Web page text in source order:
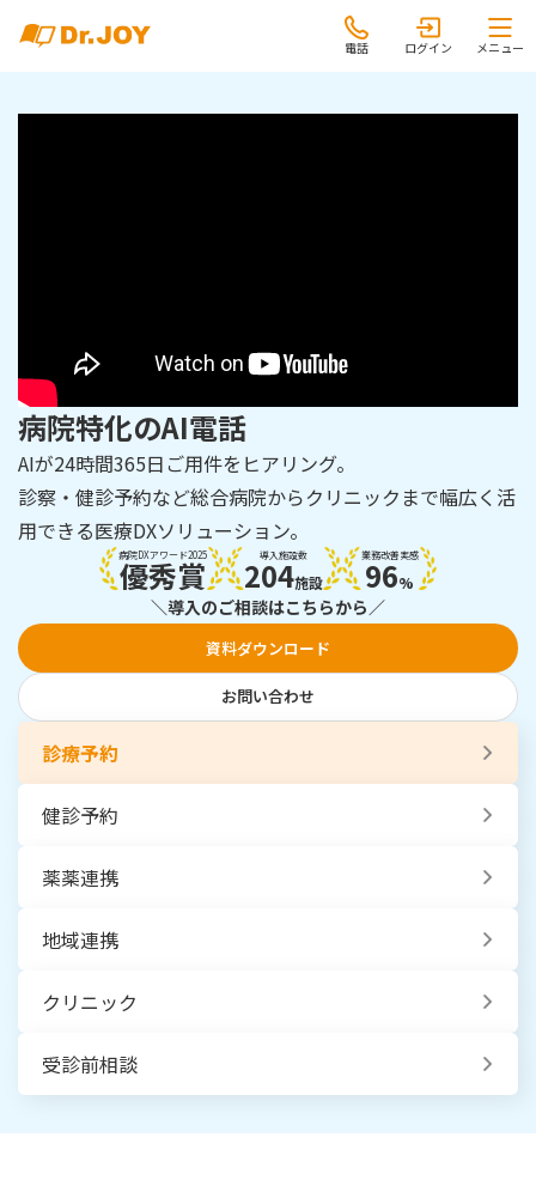
電話 ログイン メニュー
病院特化のAI電話
AIが24時間365日ご用件をヒアリング。
診察・健診予約など総合病院からクリニックまで幅広く活
用できる医療DXソリューション。
病院DXアワード2025
優秀賞 導入施設数
204施設
業務改善実感
96%
＼導入のご相談はこちらから／
資料ダウンロード
お問い合わせ
診療予約
健診予約
薬薬連携
地域連携
クリニック
受診前相談